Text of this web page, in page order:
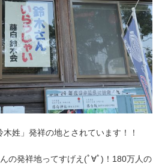
姓」発祥の地とされています！！
の発祥地ってすげえ(ﾟ∀ﾟ)！180万人の